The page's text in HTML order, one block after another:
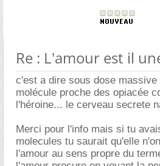
Re : L'amour est il
c'est a dire sous dose massive
molécule proche des opiacée
l'héroine... le cerveau secrete
Merci pour l'info mais si tu
molecules tu saurait qu'elle
l'amour au sens propre du